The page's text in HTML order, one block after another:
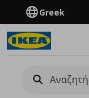
Greek